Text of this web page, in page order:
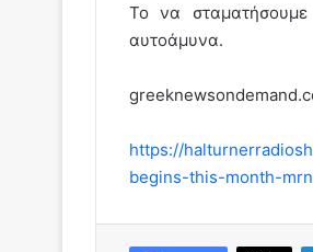
Το να σταματήσουμε
αυτοάμυνα.
https://
begins-this-month-